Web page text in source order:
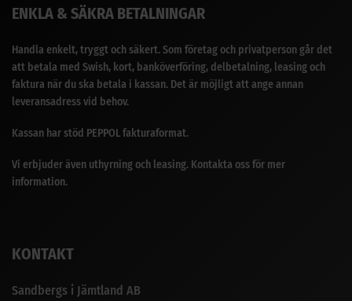
ENKLA & SÄKRA BETALNINGAR
Handla enkelt, tryggt och säkert. Som företag och privatperson går det
att betala med Swish, kort, banköverföring, delbetalning, leasing och
faktura när du ska betala i kassan. Det är möjligt att ange annan
leveransadress vid behov.
Kassan har stöd PEPPOL fakturaformat.
Vi erbjuder även uthyrning och leasing. Kontakta oss för mer
information.
KONTAKT
Sandbergs i Jämtland AB